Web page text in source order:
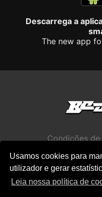
Usamos cookies para
utilizador e gerar
Leia nossa política de
Descarrega a
The new app
Condições
Política de
Política de Segurança